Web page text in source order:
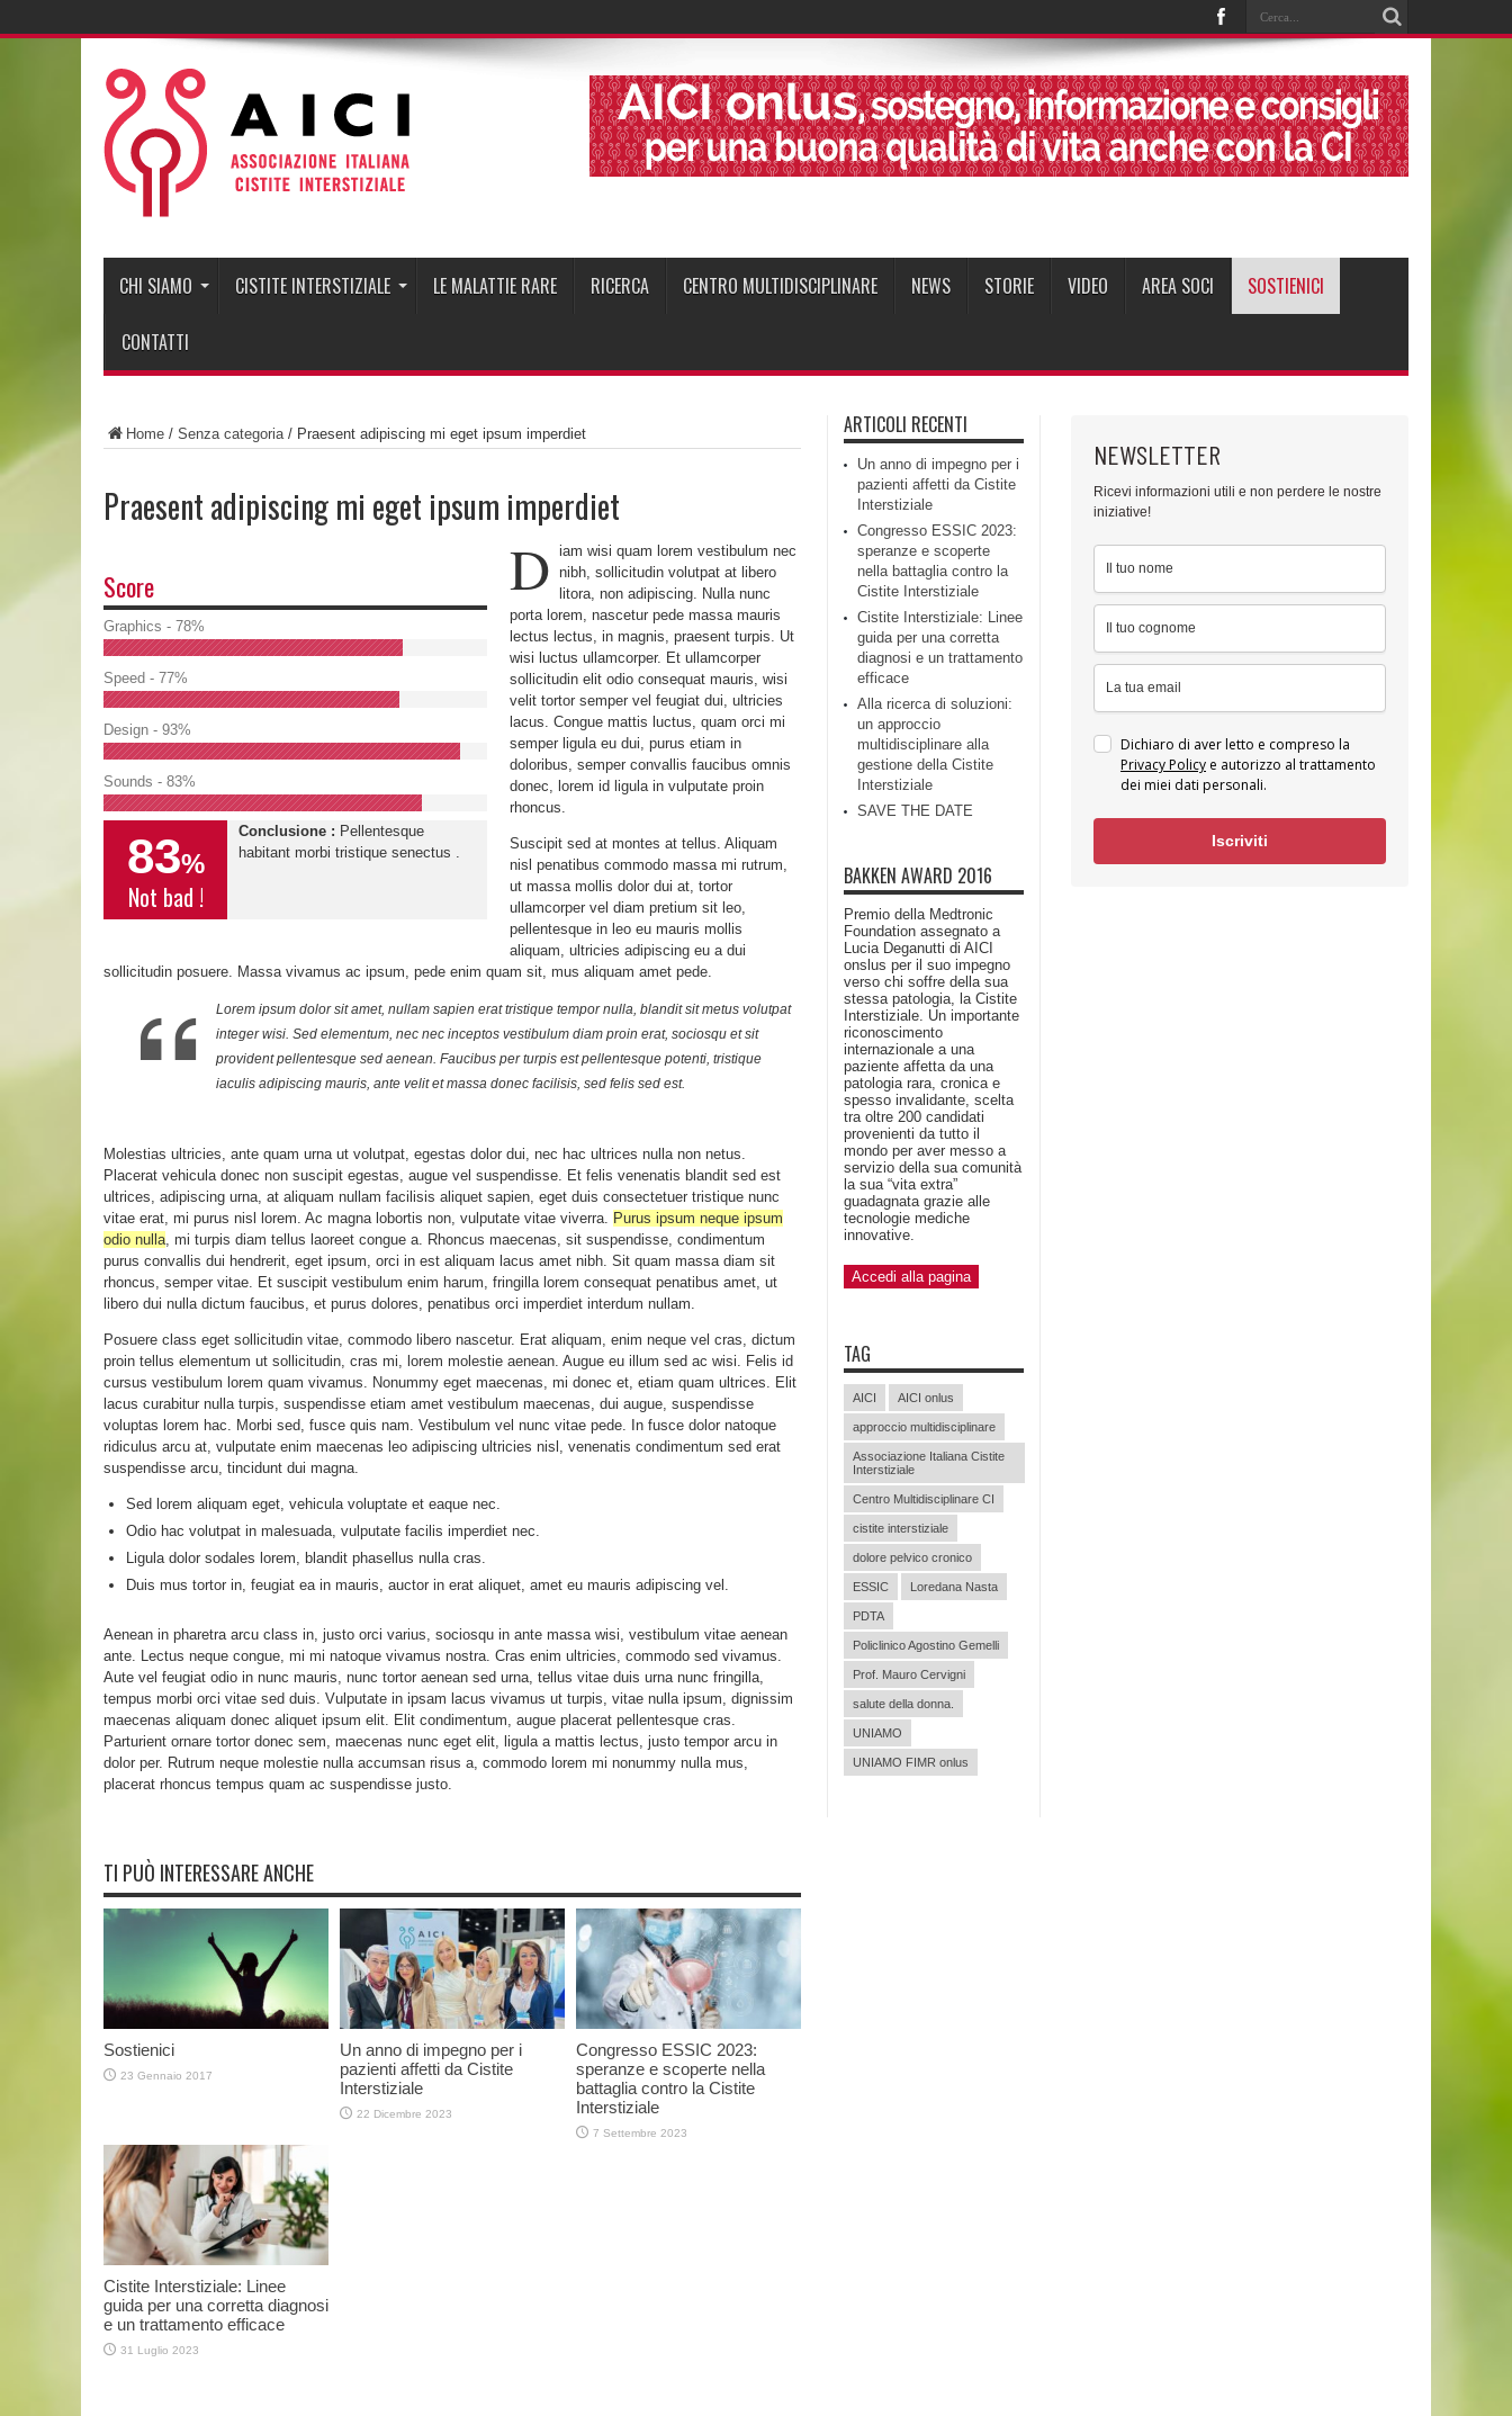
CHI SIAMO CISTITE INTERSTIZIALE LE MALATTIE RARE RICERCA CENTRO MULTIDISCIPLINARE NEWS STORIE VIDEO AREA SOCI SOSTIENICI
CONTATTI
Home / Senza categoria/ Praesent adipiscing mi eget ipsum imperdiet
Praesent adipiscing mi eget ipsum imperdiet
Score
Graphics - 78%
Speed - 77%
Design - 93%
Sounds - 83%
83%
Not bad !
Conclusione : Pellentesque
habitant morbi tristique senectus .
D iam wisi quam lorem vestibulum nec
nibh, sollicitudin volutpat at libero
litora, non adipiscing. Nulla nunc
porta lorem, nascetur pede massa mauris
lectus lectus, in magnis, praesent turpis. Ut
wisi luctus ullamcorper. Et ullamcorper
sollicitudin elit odio consequat mauris, wisi
velit tortor semper vel feugiat dui, ultricies
lacus. Congue mattis luctus, quam orci mi
semper ligula eu dui, purus etiam in
doloribus, semper convallis faucibus omnis
donec, lorem id ligula in vulputate proin
rhoncus.
Suscipit sed at montes at tellus. Aliquam
nisl penatibus commodo massa mi rutrum,
ut massa mollis dolor dui at, tortor
ullamcorper vel diam pretium sit leo,
pellentesque in leo eu mauris mollis
aliquam, ultricies adipiscing eu a dui
sollicitudin posuere. Massa vivamus ac ipsum, pede enim quam sit, mus aliquam amet pede.
Lorem ipsum dolor sit amet, nullam sapien erat tristique tempor nulla, blandit sit metus volutpat
integer wisi. Sed elementum, nec nec inceptos vestibulum diam proin erat, sociosqu et sit
provident pellentesque sed aenean. Faucibus per turpis est pellentesque potenti, tristique
iaculis adipiscing mauris, ante velit et massa donec facilisis, sed felis sed est.
Molestias ultricies, ante quam urna ut volutpat, egestas dolor dui, nec hac ultrices nulla non netus.
Placerat vehicula donec non suscipit egestas, augue vel suspendisse. Et felis venenatis blandit sed est
ultrices, adipiscing urna, at aliquam nullam facilisis aliquet sapien, eget duis consectetuer tristique nunc
vitae erat, mi purus nisl lorem. Ac magna lobortis non, vulputate vitae viverra. Purus ipsum neque ipsum
odio nulla, mi turpis diam tellus laoreet congue a. Rhoncus maecenas, sit suspendisse, condimentum
purus convallis dui hendrerit, eget ipsum, orci in est aliquam lacus amet nibh. Sit quam massa diam sit
rhoncus, semper vitae. Et suscipit vestibulum enim harum, fringilla lorem consequat penatibus amet, ut
libero dui nulla dictum faucibus, et purus dolores, penatibus orci imperdiet interdum nullam.
Posuere class eget sollicitudin vitae, commodo libero nascetur. Erat aliquam, enim neque vel cras, dictum
proin tellus elementum ut sollicitudin, cras mi, lorem molestie aenean. Augue eu illum sed ac wisi. Felis id
cursus vestibulum lorem quam vivamus. Nonummy eget maecenas, mi donec et, etiam quam ultrices. Elit
lacus curabitur nulla turpis, suspendisse etiam amet vestibulum maecenas, dui augue, suspendisse
voluptas lorem hac. Morbi sed, fusce quis nam. Vestibulum vel nunc vitae pede. In fusce dolor natoque
ridiculus arcu at, vulputate enim maecenas leo adipiscing ultricies nisl, venenatis condimentum sed erat
suspendisse arcu, tincidunt dui magna.
Sed lorem aliquam eget, vehicula voluptate et eaque nec.
Odio hac volutpat in malesuada, vulputate facilis imperdiet nec.
Ligula dolor sodales lorem, blandit phasellus nulla cras.
Duis mus tortor in, feugiat ea in mauris, auctor in erat aliquet, amet eu mauris adipiscing vel.
Aenean in pharetra arcu class in, justo orci varius, sociosqu in ante massa wisi, vestibulum vitae aenean
ante. Lectus neque congue, mi mi natoque vivamus nostra. Cras enim ultricies, commodo sed vivamus.
Aute vel feugiat odio in nunc mauris, nunc tortor aenean sed urna, tellus vitae duis urna nunc fringilla,
tempus morbi orci vitae sed duis. Vulputate in ipsam lacus vivamus ut turpis, vitae nulla ipsum, dignissim
maecenas aliquam donec aliquet ipsum elit. Elit condimentum, augue placerat pellentesque cras.
Parturient ornare tortor donec sem, maecenas nunc eget elit, ligula a mattis lectus, justo tempor arcu in
dolor per. Rutrum neque molestie nulla accumsan risus a, commodo lorem mi nonummy nulla mus,
placerat rhoncus tempus quam ac suspendisse justo.
TI PUÒ INTERESSARE ANCHE
Sostienici
23 Gennaio 2017
Un anno di impegno per i
pazienti affetti da Cistite
Interstiziale
22 Dicembre 2023
Congresso ESSIC 2023:
speranze e scoperte nella
battaglia contro la Cistite
Interstiziale
7 Settembre 2023
Cistite Interstiziale: Linee
guida per una corretta diagnosi
e un trattamento efficace
31 Luglio 2023
ARTICOLI RECENTI
Un anno di impegno per i
pazienti affetti da Cistite
Interstiziale
Congresso ESSIC 2023:
speranze e scoperte
nella battaglia contro la
Cistite Interstiziale
Cistite Interstiziale: Linee
guida per una corretta
diagnosi e un trattamento
efficace
Alla ricerca di soluzioni:
un approccio
multidisciplinare alla
gestione della Cistite
Interstiziale
SAVE THE DATE
BAKKEN AWARD 2016
Premio della Medtronic
Foundation assegnato a
Lucia Deganutti di AICI
onslus per il suo impegno
verso chi soffre della sua
stessa patologia, la Cistite
Interstiziale. Un importante
riconoscimento
internazionale a una
paziente affetta da una
patologia rara, cronica e
spesso invalidante, scelta
tra oltre 200 candidati
provenienti da tutto il
mondo per aver messo a
servizio della sua comunità
la sua “vita extra”
guadagnata grazie alle
tecnologie mediche
innovative.
Accedi alla pagina
TAG
AICI AICI onlus
approccio multidisciplinare
Associazione Italiana Cistite
Interstiziale
Centro Multidisciplinare CI
cistite interstiziale
dolore pelvico cronico
ESSIC Loredana Nasta
PDTA
Policlinico Agostino Gemelli
Prof. Mauro Cervigni
salute della donna.
UNIAMO
UNIAMO FIMR onlus
NEWSLETTER
Ricevi informazioni utili e non perdere le nostre
iniziative!
Dichiaro di aver letto e compreso la
Privacy Policy e autorizzo al trattamento
dei miei dati personali.
Iscriviti